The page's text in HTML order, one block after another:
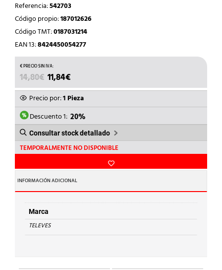
Referencia:542703
Código propio:187012626
Código TMT:0187031214
EAN 13:8424450054277
14,80€ EL
PRECIO
ORIGINAL
ERA:
14,80€.
11,84€
PRECIO
ACTUAL
ES:
11,84€.
Precio por:1 Pieza
Descuento 1: 20%
Consultar stock detallado
TEMPORALMENTE NO DISPONIBLE
INFORMACIÓN ADICIONAL
Marca
TELEVES